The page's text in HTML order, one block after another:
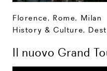
Florence, Rome, Milan
History & Culture,
Il nuovo Grand